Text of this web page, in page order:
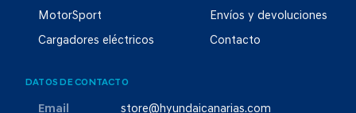
MotorSport
Cargadores eléctricos
Envíos y devoluciones
Contacto
DATOS DE CONTACTO
Email store@hyundaicanarias.com